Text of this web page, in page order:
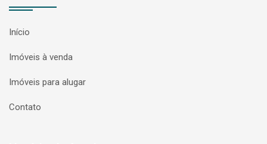
Início
Imóveis à venda
Imóveis para alugar
Contato